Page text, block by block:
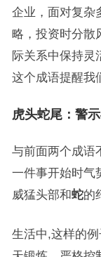
企业，面对复杂
略，投资时分散
际关系中保持灵
这个成语提醒我
虎头蛇尾：警
与前面两个成语
一件事开始时气
威猛头部和蛇的
生活中,这样的